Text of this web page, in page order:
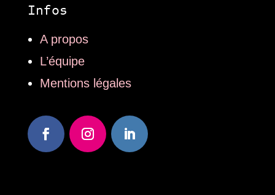
Infos
A propos
L’équipe
Mentions légales